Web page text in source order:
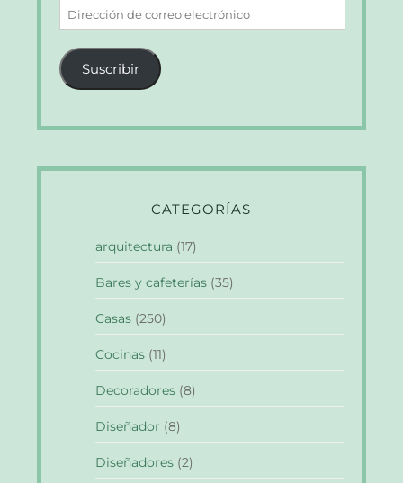
Dirección
de
correo
electrónico
Suscribir
CATEGORÍAS
arquitectura (17)
Bares y cafeterías (35)
Casas (250)
Cocinas (11)
Decoradores (8)
Diseñador (8)
Diseñadores (2)